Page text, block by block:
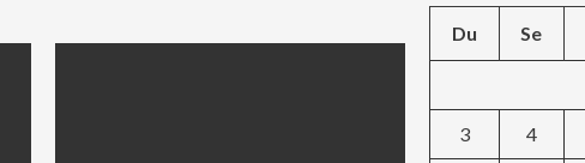
Du Se
3 4